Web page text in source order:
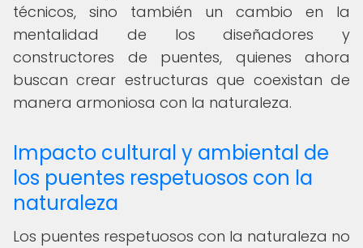
técnicos, sino también un cambio en la
mentalidad de los diseñadores y
constructores de puentes, quienes ahora
buscan crear estructuras que coexistan de
manera armoniosa con la naturaleza.
Impacto cultural y ambiental de
los puentes respetuosos con la
naturaleza
Los puentes respetuosos con la naturaleza no